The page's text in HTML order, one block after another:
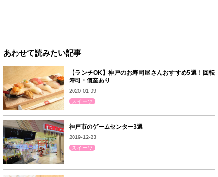
あわせて読みたい記事
【ランチOK】神戸のお寿司屋さんおすすめ5選！回転
寿司・個室あり
2020-01-09
スイーツ
神戸市のゲームセンター3選
2019-12-23
スイーツ